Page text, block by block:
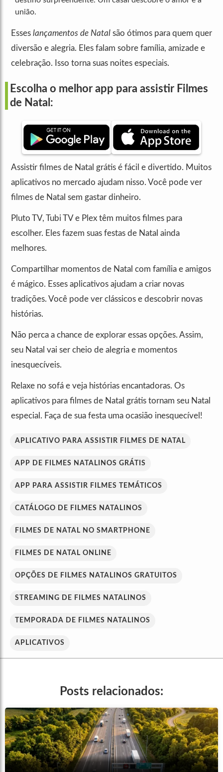
união.
Esses lançamentos de Natal são ótimos para quem quer
diversão e alegria. Eles falam sobre família, amizade e
celebração. Isso torna suas noites especiais.
Escolha o melhor app para assistir Filmes
de Natal:
Assistir filmes de Natal grátis é fácil e divertido. Muitos
aplicativos no mercado ajudam nisso. Você pode ver
filmes de Natal sem gastar dinheiro.
Pluto TV, Tubi TV e Plex têm muitos filmes para
escolher. Eles fazem suas festas de Natal ainda
melhores.
Compartilhar momentos de Natal com família e amigos
é mágico. Esses aplicativos ajudam a criar novas
tradições. Você pode ver clássicos e descobrir novas
histórias.
Não perca a chance de explorar essas opções. Assim,
seu Natal vai ser cheio de alegria e momentos
inesquecíveis.
Relaxe no sofá e veja histórias encantadoras. Os
aplicativos para filmes de Natal grátis tornam seu Natal
especial. Faça de sua festa uma ocasião inesquecível!
APLICATIVO PARA ASSISTIR FILMES DE NATAL
APP DE FILMES NATALINOS GRÁTIS
APP PARA ASSISTIR FILMES TEMÁTICOS
CATÁLOGO DE FILMES NATALINOS
FILMES DE NATAL NO SMARTPHONE
FILMES DE NATAL ONLINE
OPÇÕES DE FILMES NATALINOS GRATUITOS
STREAMING DE FILMES NATALINOS
TEMPORADA DE FILMES NATALINOS
APLICATIVOS
Posts relacionados: